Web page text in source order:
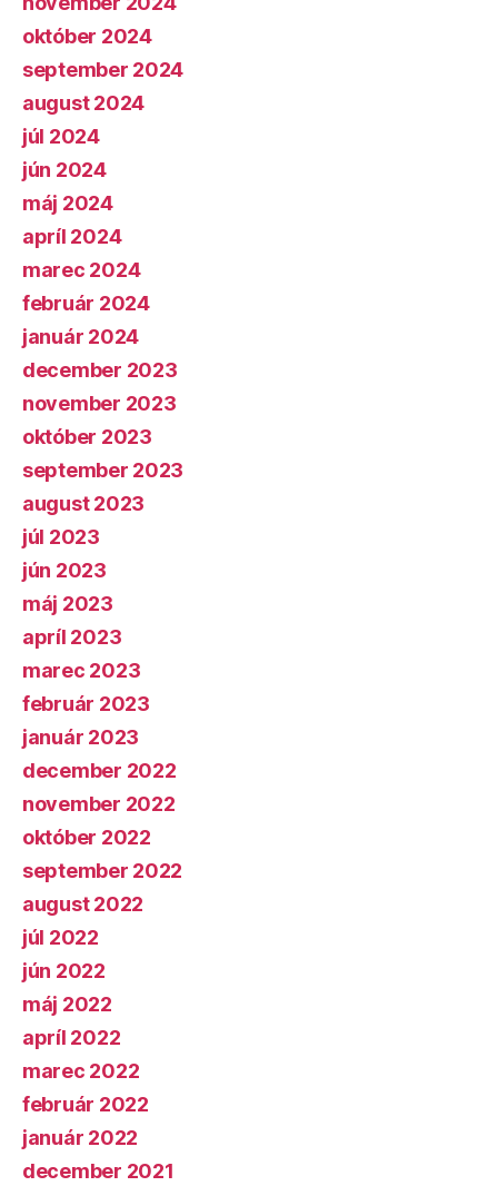
október 2024
september 2024
august 2024
júl 2024
jún 2024
máj 2024
apríl 2024
marec 2024
február 2024
január 2024
december 2023
november 2023
október 2023
september 2023
august 2023
júl 2023
jún 2023
máj 2023
apríl 2023
marec 2023
február 2023
január 2023
december 2022
november 2022
október 2022
september 2022
august 2022
júl 2022
jún 2022
máj 2022
apríl 2022
marec 2022
február 2022
január 2022
december 2021